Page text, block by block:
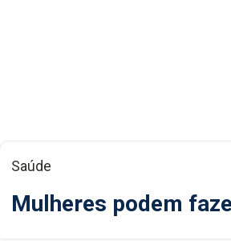
Saúde
Mulheres podem